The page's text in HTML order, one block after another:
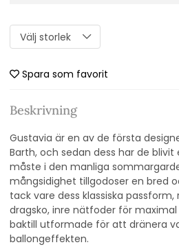
Spara som favorit
Beskrivning
Gustavia är en av de första
Barth, och sedan dess har de
måste i den manliga
mångsidighet tillgodoser en bred
tack vare dess klassiska
dragsko, inre nätfoder för
baktill utformade för att dränera
ballongeffekten.